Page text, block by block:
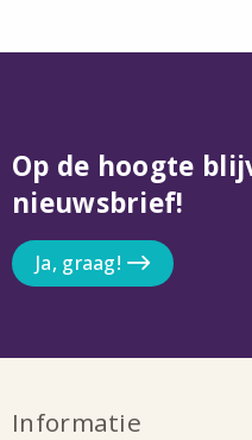
Op de hoogte
nieuwsbrief!
Ja, graag!
Informatie